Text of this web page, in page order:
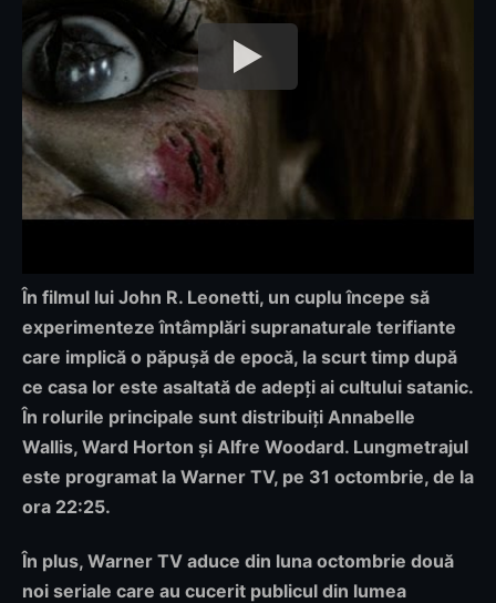
În filmul lui John R. Leonetti, un cuplu începe să
experimenteze întâmplări supranaturale terifiante
care implică o păpușă de epocă, la scurt timp după
ce casa lor este asaltată de adepți ai cultului satanic.
În rolurile principale sunt distribuiți Annabelle
Wallis, Ward Horton și Alfre Woodard. Lungmetrajul
este programat la Warner TV, pe 31 octombrie, de la
ora 22:25.
În plus, Warner TV aduce din luna octombrie două
noi seriale care au cucerit publicul din lumea